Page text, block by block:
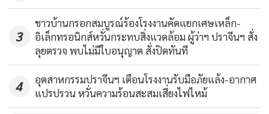
3
ชาวบ้านกรอกสมบูรณ์ร้องโรงงานคัดแยกเศษเหล็ก-
อิเล็กทรอนิกส์หวั่นกระทบสิ่งแวดล้อม ผู้ว่าฯ ปราจีนฯ สั่ง
ลุยตรวจ พบไม่มีใบอนุญาต สั่งปิดทันที
4
อุตสาหกรรมปราจีนฯ เตือนโรงงานรับมือภัยแล้ง-อากาศ
แปรปรวน หวั่นความร้อนสะสมเสี่ยงไฟไหม้